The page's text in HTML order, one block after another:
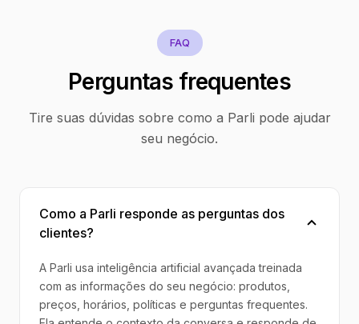
FAQ
Perguntas frequentes
Tire suas dúvidas sobre como a Parli pode ajudar
seu negócio.
Como a Parli responde as perguntas dos
clientes?
A Parli usa inteligência artificial avançada treinada
com as informações do seu negócio: produtos,
preços, horários, políticas e perguntas frequentes.